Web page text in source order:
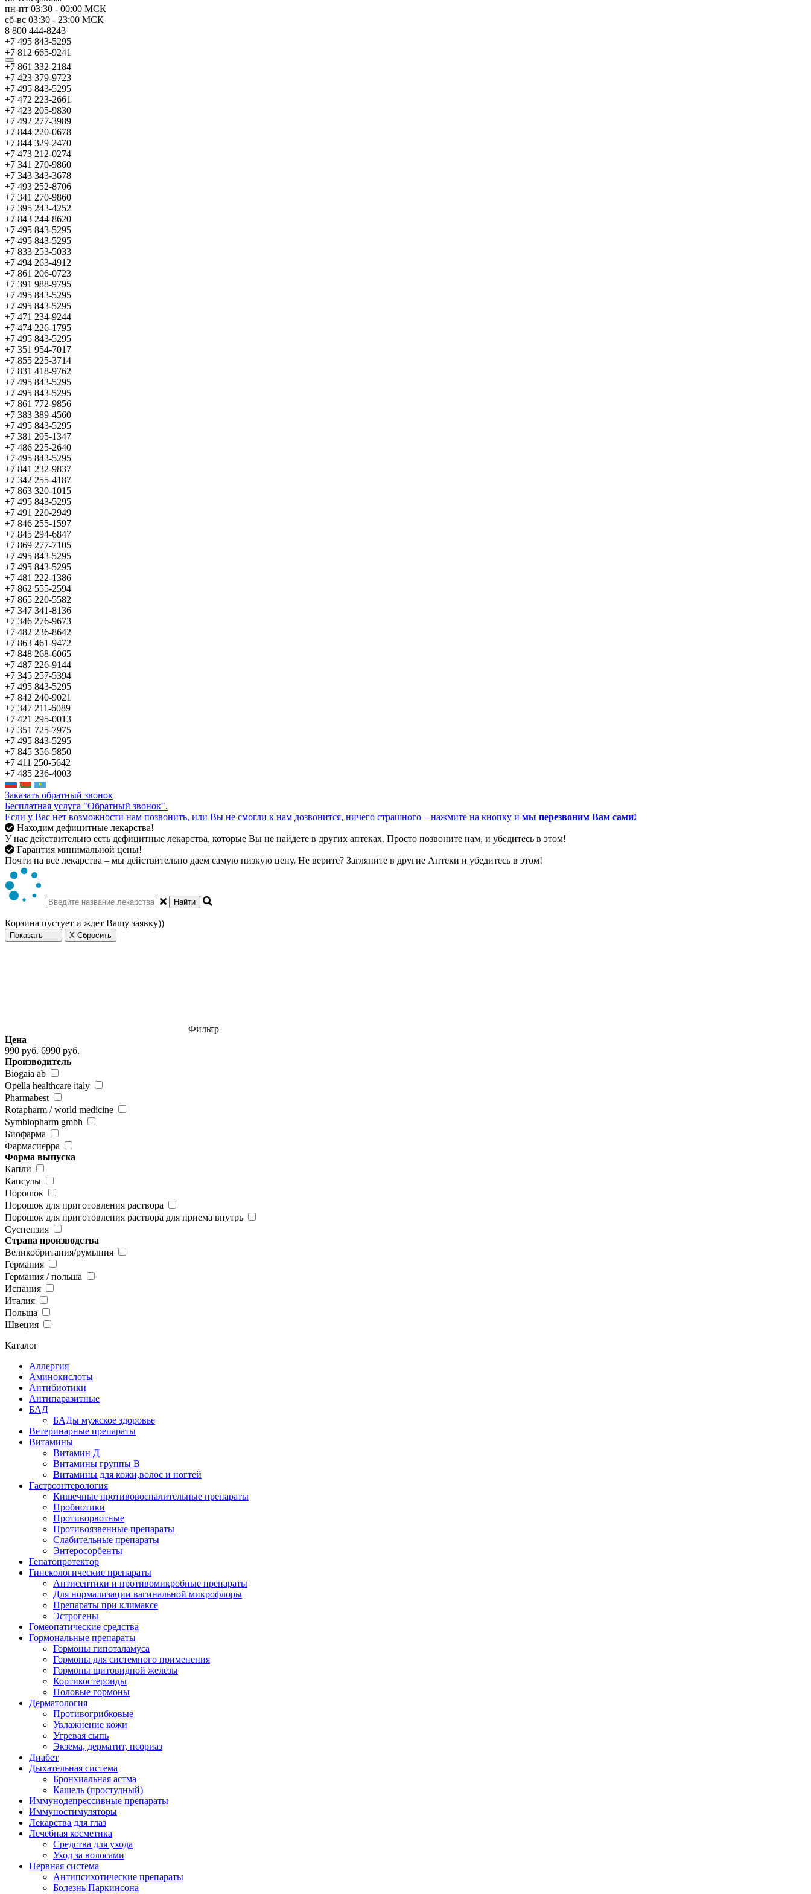
пн-пт 03:30 - 00:00 МСК
сб-вс 03:30 - 23:00 МСК
8 800 444-8243
+7 495 843-5295
+7 812 665-9241
+7 861 332-2184
+7 423 379-9723
+7 495 843-5295
+7 472 223-2661
+7 423 205-9830
+7 492 277-3989
+7 844 220-0678
+7 844 329-2470
+7 473 212-0274
+7 341 270-9860
+7 343 343-3678
+7 493 252-8706
+7 341 270-9860
+7 395 243-4252
+7 843 244-8620
+7 495 843-5295
+7 495 843-5295
+7 833 253-5033
+7 494 263-4912
+7 861 206-0723
+7 391 988-9795
+7 495 843-5295
+7 495 843-5295
+7 471 234-9244
+7 474 226-1795
+7 495 843-5295
+7 351 954-7017
+7 855 225-3714
+7 831 418-9762
+7 495 843-5295
+7 495 843-5295
+7 861 772-9856
+7 383 389-4560
+7 495 843-5295
+7 381 295-1347
+7 486 225-2640
+7 495 843-5295
+7 841 232-9837
+7 342 255-4187
+7 863 320-1015
+7 495 843-5295
+7 491 220-2949
+7 846 255-1597
+7 845 294-6847
+7 869 277-7105
+7 495 843-5295
+7 495 843-5295
+7 481 222-1386
+7 862 555-2594
+7 865 220-5582
+7 347 341-8136
+7 346 276-9673
+7 482 236-8642
+7 863 461-9472
+7 848 268-6065
+7 487 226-9144
+7 345 257-5394
+7 495 843-5295
+7 842 240-9021
+7 347 211-6089
+7 421 295-0013
+7 351 725-7975
+7 495 843-5295
+7 845 356-5850
+7 411 250-5642
+7 485 236-4003
Заказать обратный звонок
Бесплатная услуга "Обратный звонок".
Если у Вас нет возможности нам позвонить, или Вы не смогли к нам дозвонится, ничего страшного – нажмите на кнопку и мы перезвоним Вам сами!
Находим дефицитные лекарства!
У нас действительно есть дефицитные лекарства, которые Вы не найдете в других аптеках. Просто позвоните нам, и убедитесь в этом!
Гарантия минимальной цены!
Почти на все лекарства – мы действительно даем самую низкую цену. Не верите? Загляните в другие Аптеки и убедитесь в этом!
Найти
Корзина пустует и ждет Вашу заявку))
Показать X Сбросить
Фильтр
Цена
990 руб. 6990 руб.
Производитель
Biogaia ab
Opella healthcare italy
Pharmabest
Rotapharm / world medicine
Symbiopharm gmbh
Биофарма
Фармасиерра
Форма выпуска
Капли
Капсулы
Порошок
Порошок для приготовления раствора
Порошок для приготовления раствора для приема внутрь
Суспензия
Страна производства
Великобритания/румыния
Германия
Германия / польша
Испания
Италия
Польша
Швеция
Каталог
Аллергия
Аминокислоты
Антибиотики
Антипаразитные
БАД
БАДы мужское здоровье
Ветеринарные препараты
Витамины
Витамин Д
Витамины группы В
Витамины для кожи,волос и ногтей
Гастроэнтерология
Кишечные противовоспалительные препараты
Пробиотики
Противорвотные
Противоязвенные препараты
Слабительные препараты
Энтеросорбенты
Гепатопротектор
Гинекологические препараты
Антисептики и противомикробные препараты
Для нормализации вагинальной микрофлоры
Препараты при климаксе
Эстрогены
Гомеопатические средства
Гормональные препараты
Гормоны гипоталамуса
Гормоны для системного применения
Гормоны щитовидной железы
Кортикостероиды
Половые гормоны
Дерматология
Противогрибковые
Увлажнение кожи
Угревая сыпь
Экзема, дерматит, псориаз
Диабет
Дыхательная система
Бронхиальная астма
Кашель (простудный)
Иммунодепрессивные препараты
Иммуностимуляторы
Лекарства для глаз
Лечебная косметика
Средства для ухода
Уход за волосами
Нервная система
Антипсихотические препараты
Болезнь Паркинсона